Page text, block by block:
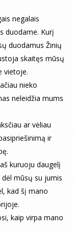
negalais
duodame. Kurį
duodamus Žinių
skaitęs mūsų
vietoje.
nieko
neleidžia mums
ar vėliau
ir
kuruoju daugelį
mūsų su jumis
kad šį mano
kaip virpa mano